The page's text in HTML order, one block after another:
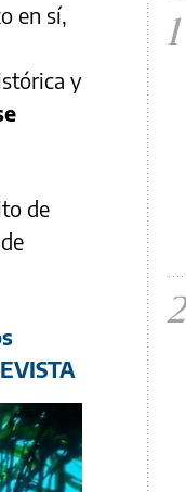
en sí,
y
de
1
2